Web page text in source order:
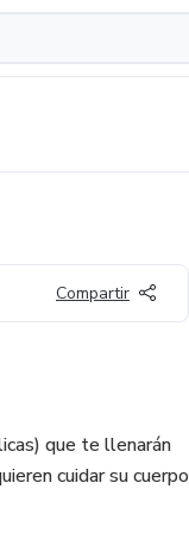
Compartir
que te llenarán
cuidar su cuerpo